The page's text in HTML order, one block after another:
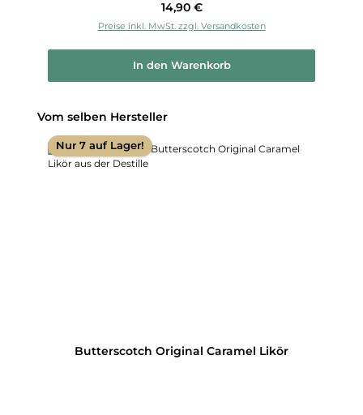
Regulärer Preis:
14,90 €
Preise inkl. MwSt. zzgl. Versandkosten
In den Warenkorb
Produktgalerie überspringen
Vom selben Hersteller
Nur 7 auf Lager!
Butterscotch Original Caramel Likör